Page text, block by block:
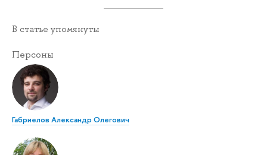
В статье упомянуты
Персоны
Габриелов Александр Олегович